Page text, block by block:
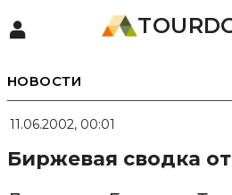
НОВОСТИ
11.06.2002, 00:01
Биржевая сводка от